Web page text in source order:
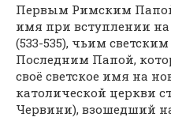
Первым Римским
имя при вступлении
(533-535), чьим
Последним Папой,
своё светское имя на
католической церкви
Червини), взошедший на